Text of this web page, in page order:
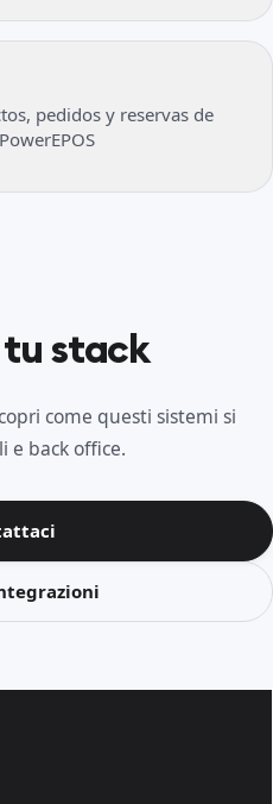
pedidos y reservas de
stack
come questi sistemi si
e back office.